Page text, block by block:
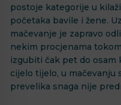
postoje kategorije u
početaka bavile i žene.
mačevanje je zapravo
nekim procjenama
izgubiti čak pet do osam
cijelo tijelo, u mačevanju
prevelika snaga nije